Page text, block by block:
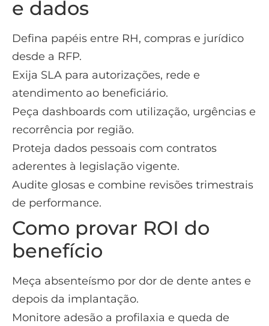
e dados
Defina papéis entre RH, compras e jurídico
desde a RFP.
Exija SLA para autorizações, rede e
atendimento ao beneficiário.
Peça dashboards com utilização, urgências e
recorrência por região.
Proteja dados pessoais com contratos
aderentes à legislação vigente.
Audite glosas e combine revisões trimestrais
de performance.
Como provar ROI do
benefício
Meça absenteísmo por dor de dente antes e
depois da implantação.
Monitore adesão a profilaxia e queda de